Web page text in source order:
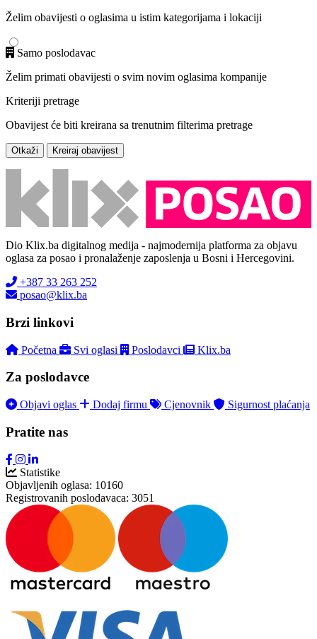
Želim obavijesti o oglasima u istim kategorijama i lokaciji
Samo poslodavac
Želim primati obavijesti o svim novim oglasima kompanije
Kriteriji pretrage
Obavijest će biti kreirana sa trenutnim filterima pretrage
Otkaži Kreiraj obavijest
Dio Klix.ba digitalnog medija - najmodernija platforma za objavu
oglasa za posao i pronalaženje zaposlenja u Bosni i Hercegovini.
+387 33 263 252
posao@klix.ba
Brzi linkovi
Početna Svi oglasi Poslodavci Klix.ba
Za poslodavce
Objavi oglas Dodaj firmu Cjenovnik Sigurnost plaćanja
Pratite nas
Statistike
Objavljenih oglasa: 10160
Registrovanih poslodavaca: 3051